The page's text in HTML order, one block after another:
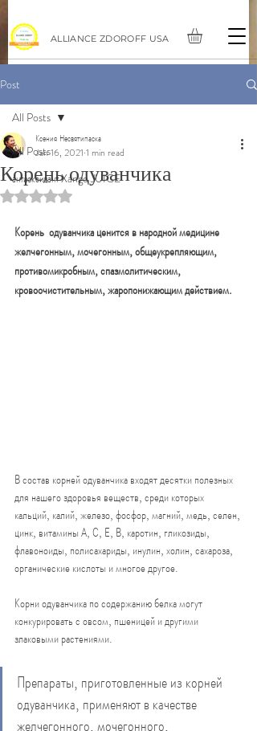
ALLIANCE ZDOROFF USA
Post
All Posts
антиоксидант Xango JUICE
All Posts
Корень одуванчика
Ксения Несвятипаска
Jan 16, 2021 1 min read
Rated NaN out of 5 stars.
Корень  одуванчика ценится в народной медицине
желчегонным, мочегонным, общеукрепляющим,
противомикробным, спазмолитическим,
кровоочистительным, жаропонижающим действием.
В состав корней одуванчика входят десятки полезных
для нашего здоровья веществ, среди которых
кальций, калий, железо, фосфор, магний, медь, селен,
цинк, витамины А, С, Е, В, каротин, гликозиды,
флавоноиды, полисахариды, инулин, холин, сахароза,
органические кислоты и многое другое.
Корни одуванчика по содержанию белка могут
конкурировать с овсом, пшеницей и другими
злаковыми растениями.
Препараты, приготовленные из корней
одуванчика, применяют в качестве
желчегонного, мочегонного,